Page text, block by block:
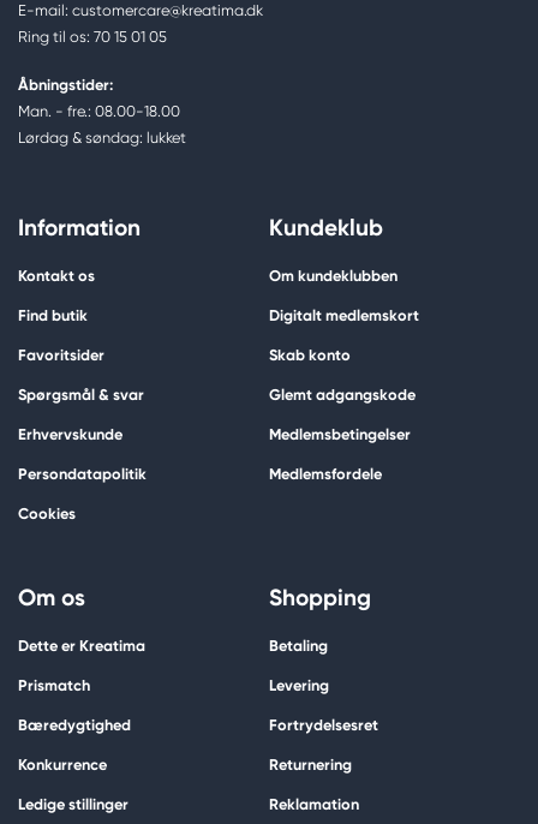
E-mail: customercare@kreatima.dk
Ring til os: 70 15 01 05
Åbningstider:
Man. - fre.: 08.00-18.00
Lørdag & søndag: lukket
Information
Kontakt os
Find butik
Favoritsider
Spørgsmål & svar
Erhvervskunde
Persondatapolitik
Cookies
Kundeklub
Om kundeklubben
Digitalt medlemskort
Skab konto
Glemt adgangskode
Medlemsbetingelser
Medlemsfordele
Om os
Dette er Kreatima
Prismatch
Bæredygtighed
Konkurrence
Ledige stillinger
Shopping
Betaling
Levering
Fortrydelsesret
Returnering
Reklamation